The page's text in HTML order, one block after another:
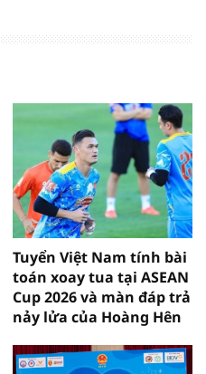
Tuyển Việt Nam tính bài
toán xoay tua tại ASEAN
Cup 2026 và màn đáp trả
nảy lửa của Hoàng Hên